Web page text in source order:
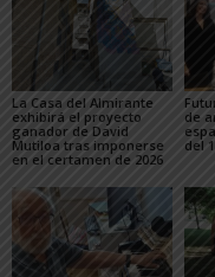
La Casa del Almirante
exhibirá el proyecto
ganador de David
Mutiloa tras imponerse
en el certamen de 2026
de
del